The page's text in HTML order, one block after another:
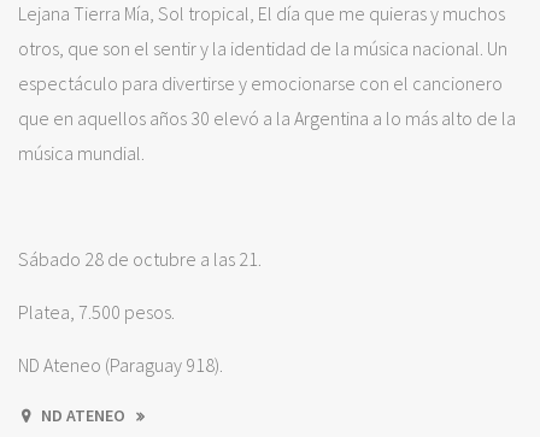
Lejana Tierra Mía, Sol tropical, El día que me quieras y muchos
otros, que son el sentir y la identidad de la música nacional. Un
espectáculo para divertirse y emocionarse con el cancionero
que en aquellos años 30 elevó a la Argentina a lo más alto de la
música mundial.
Sábado 28 de octubre a las 21.
Platea, 7.500 pesos.
ND Ateneo (Paraguay 918).
ND ATENEO